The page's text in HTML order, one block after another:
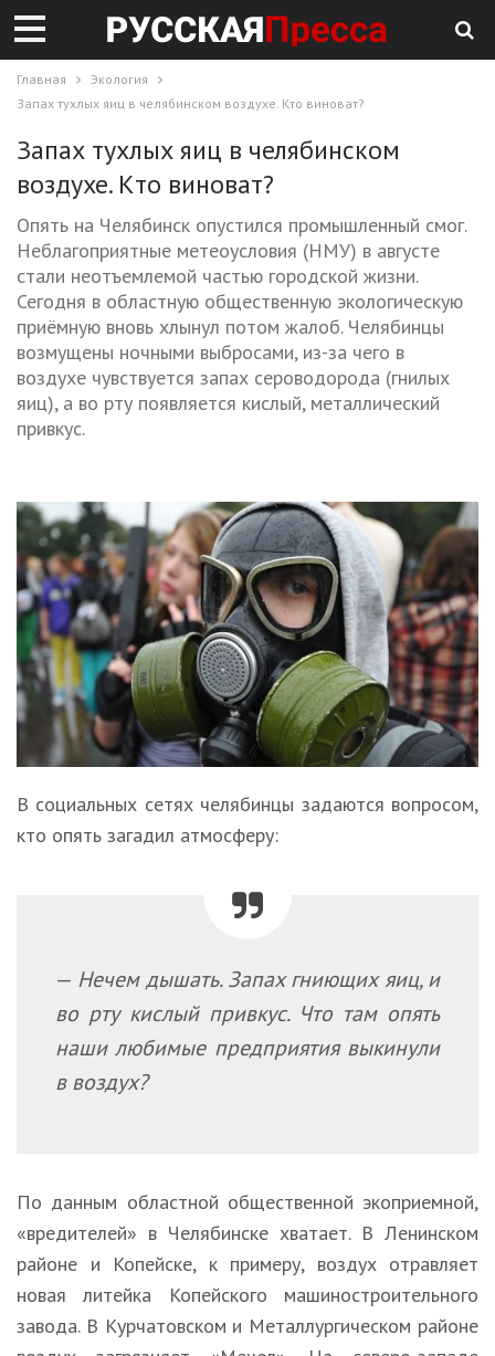
Главная
Экология
Запах тухлых яиц в челябинском воздухе. Кто виноват?
Запах тухлых яиц в челябинском
воздухе. Кто виноват?
Опять на Челябинск опустился промышленный смог.
Неблагоприятные метеоусловия (НМУ) в августе
стали неотъемлемой частью городской жизни.
Сегодня в областную общественную экологическую
приёмную вновь хлынул потом жалоб. Челябинцы
возмущены ночными выбросами, из-за чего в
воздухе чувствуется запах сероводорода (гнилых
яиц), а во рту появляется кислый, металлический
привкус.
В социальных сетях челябинцы задаются вопросом,
кто опять загадил атмосферу:
— Нечем дышать. Запах гниющих яиц, и
во рту кислый привкус. Что там опять
наши любимые предприятия выкинули
в воздух?
По данным областной общественной экоприемной,
«вредителей» в Челябинске хватает. В Ленинском
районе и Копейске, к примеру, воздух отравляет
новая литейка Копейского машиностроительного
завода. В Курчатовском и Металлургическом районе